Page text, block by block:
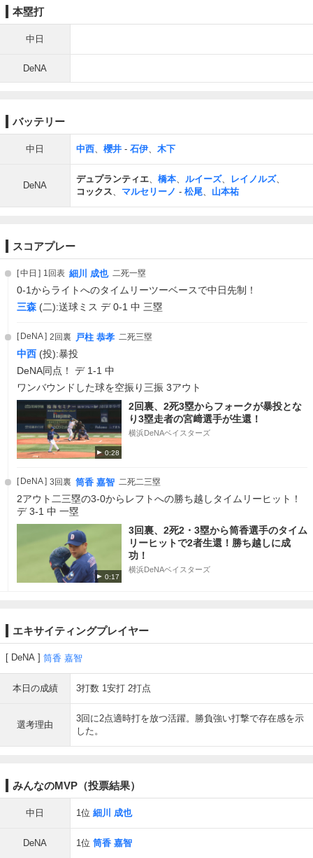
本塁打
中日
DeNA
バッテリー
中日 中西、 櫻井 - 石伊、 木下
DeNA
デュプランティエ、 橋本、 ルイーズ、 レイノルズ、
コックス、 マルセリーノ - 松尾、 山本祐
スコアプレー
中日 1回表 細川 成也 二死一塁
0-1からライトへのタイムリーツーベースで中日先制！
三森 (二):送球ミス デ 0-1 中 三塁
DeNA 2回裏 戸柱 恭孝 二死三塁
中西 (投):暴投
DeNA同点！ デ 1-1 中
ワンバウンドした球を空振り三振 3アウト
0:28
2回裏、2死3塁からフォークが暴投とな
り3塁走者の宮﨑選手が生還！
横浜DeNAベイスターズ
DeNA 3回裏 筒香 嘉智 二死二三塁
2アウト二三塁の3-0からレフトへの勝ち越しタイムリーヒット！
デ 3-1 中 一塁
0:17
3回裏、2死2・3塁から筒香選手のタイム
リーヒットで2者生還！勝ち越しに成
功！
横浜DeNAベイスターズ
エキサイティングプレイヤー
DeNA 筒香 嘉智
本日の成績 3打数 1安打 2打点
選考理由
3回に2点適時打を放つ活躍。勝負強い打撃で存在感を示
した。
みんなのMVP（投票結果）
中日 1位 細川 成也
DeNA 1位 筒香 嘉智